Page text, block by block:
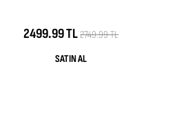
2499.99 TL2749.99 TL